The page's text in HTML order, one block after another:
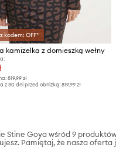
kodem: OFF*
kamizelka z domieszką wełny
819,99 zł
z 30 dni przed obniżką: 819,99 zł
Goya wśród 9
Pamiętaj, że nasza